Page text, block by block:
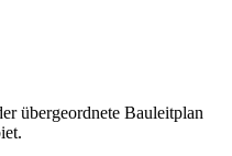
übergeordnete Bauleitplan